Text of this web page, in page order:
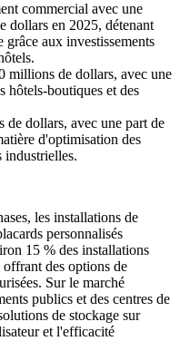
commercial avec une
dollars en 2025, détenant
aux investissements
millions de dollars, avec une
hôtels-boutiques et des
dollars, avec une part de
d'optimisation des
industrielles.
les installations de
personnalisés
15 % des installations
offrant des options de
Sur le marché
publics et des centres de
de stockage sur
et l'efficacité